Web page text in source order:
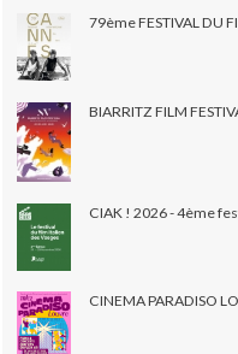
79ème FESTIVAL DU
BIARRITZ FILM
CIAK ! 2026 - 4ème
CINEMA PARADISO